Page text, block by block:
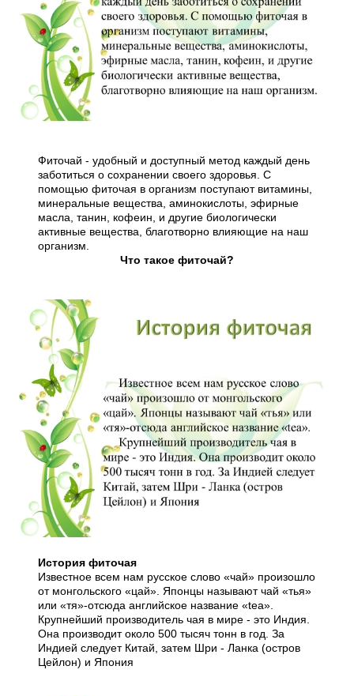
Фиточай - удобный и доступный метод каждый день
заботиться о сохранении своего здоровья. С
помощью фиточая в организм поступают витамины,
минеральные вещества, аминокислоты, эфирные
масла, танин, кофеин, и другие биологически
активные вещества, благотворно влияющие на наш
организм.
Что такое фиточай?
История фиточая
Известное всем нам русское слово «чай» произошло
от монгольского «цай». Японцы называют чай «тья»
или «тя»-отсюда английское название «tеа».
Крупнейший производитель чая в мире - это Индия.
Она производит около 500 тысяч тонн в год. За
Индией следует Китай, затем Шри - Ланка (остров
Цейлон) и Япония